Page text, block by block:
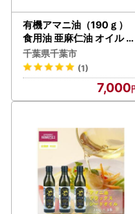
有機アマニ油（190ｇ）
食用油 亜麻仁油 オイル 必
須脂肪酸オメガ3 健康 サ
ラダ スープ 料理
千葉県千葉市
(1)
7,000